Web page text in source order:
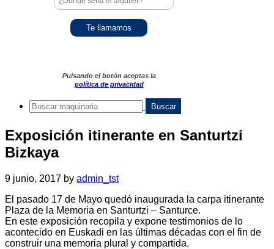
Pulsando el botón aceptas la
política de privacidad
Exposición itinerante en Santurtzi
Bizkaya
9 junio, 2017 by admin_tst
El pasado 17 de Mayo quedó inaugurada la carpa itinerante
Plaza de la Memoria en Santurtzi – Santurce.
En este exposición recopila y expone testimonios de lo
acontecido en Euskadi en las últimas décadas con el fin de
construir una memoria plural y compartida.